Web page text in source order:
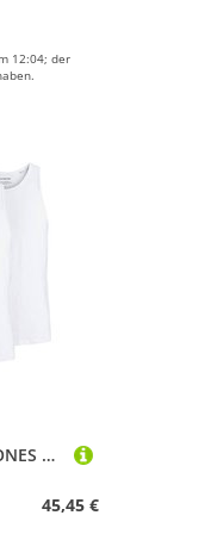
12:04; der
JACK AND JONES JACK&JONES Herren Tanktop, 4er Pack - JACBASIC TANKTOP, einfarbig, Baumwolle
45,45 €